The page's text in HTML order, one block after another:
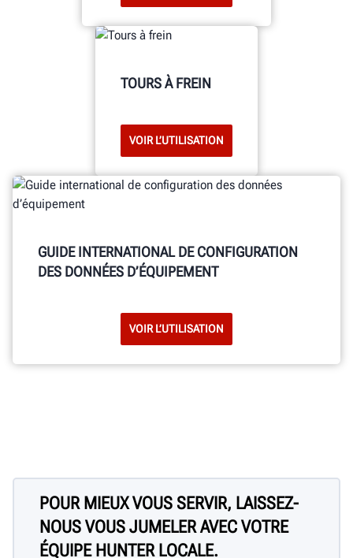
TOURS À FREIN
VOIR L’UTILISATION
GUIDE INTERNATIONAL DE CONFIGURATION
DES DONNÉES D’ÉQUIPEMENT
VOIR L’UTILISATION
POUR MIEUX VOUS SERVIR, LAISSEZ-
NOUS VOUS JUMELER AVEC VOTRE
ÉQUIPE HUNTER LOCALE.